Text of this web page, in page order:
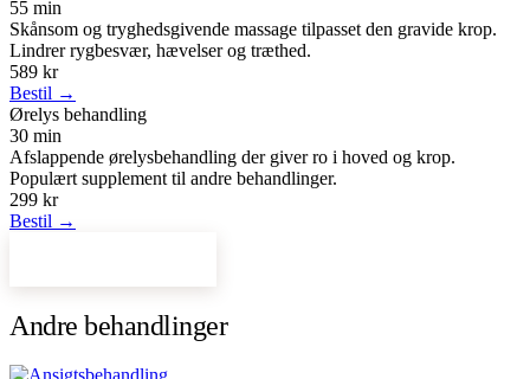
55 min
Skånsom og tryghedsgivende massage tilpasset den gravide krop.
Lindrer rygbesvær, hævelser og træthed.
589 kr
Bestil →
Ørelys behandling
30 min
Afslappende ørelysbehandling der giver ro i hoved og krop.
Populært supplement til andre behandlinger.
299 kr
Bestil →
Andre behandlinger